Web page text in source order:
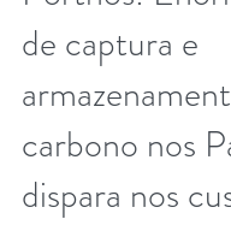
13 de mar. de 2024
Porthos:
de captura e